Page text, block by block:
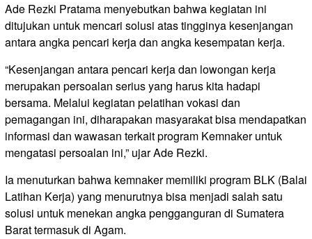
Ade Rezki Pratama menyebutkan bahwa kegiatan ini
ditujukan untuk mencari solusi atas tingginya kesenjangan
antara angka pencari kerja dan angka kesempatan kerja.
“Kesenjangan antara pencari kerja dan lowongan kerja
merupakan persoalan serius yang harus kita hadapi
bersama. Melalui kegiatan pelatihan vokasi dan
pemagangan ini, diharapakan masyarakat bisa mendapatkan
informasi dan wawasan terkait program Kemnaker untuk
mengatasi persoalan ini,” ujar Ade Rezki.
Ia menuturkan bahwa kemnaker memiliki program BLK (Balai
Latihan Kerja) yang menurutnya bisa menjadi salah satu
solusi untuk menekan angka pengganguran di Sumatera
Barat termasuk di Agam.